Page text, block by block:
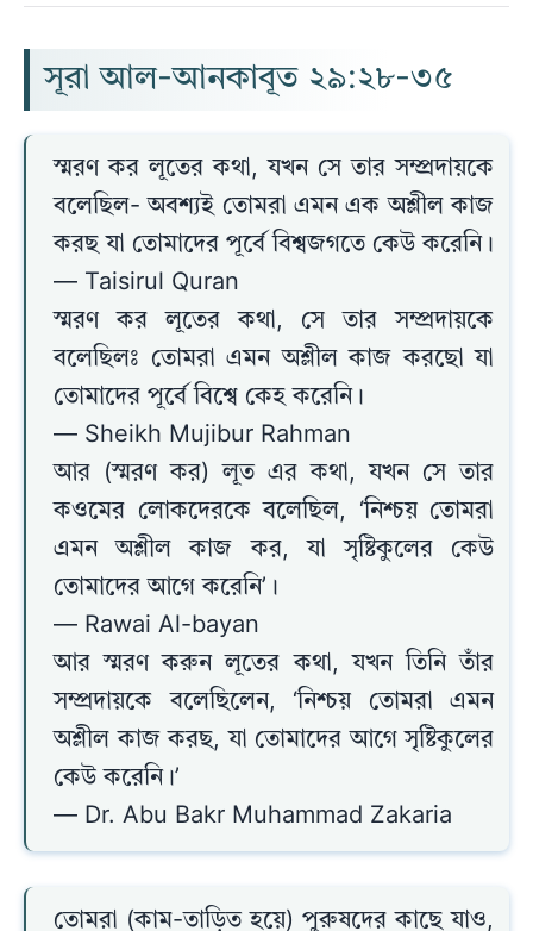
সূরা আল-আনকাবূত ২৯:২৮-৩৫
স্মরণ কর লূতের কথা, যখন সে তার সম্প্রদায়কে
বলেছিল- অবশ্যই তোমরা এমন এক অশ্লীল কাজ
করছ যা তোমাদের পূর্বে বিশ্বজগতে কেউ করেনি।
— Taisirul Quran
স্মরণ কর লূতের কথা, সে তার সম্প্রদায়কে
বলেছিলঃ তোমরা এমন অশ্লীল কাজ করছো যা
তোমাদের পূর্বে বিশ্বে কেহ করেনি।
— Sheikh Mujibur Rahman
আর (স্মরণ কর) লূত এর কথা, যখন সে তার
কওমের লোকদেরকে বলেছিল, ‘নিশ্চয় তোমরা
এমন অশ্লীল কাজ কর, যা সৃষ্টিকুলের কেউ
তোমাদের আগে করেনি’।
— Rawai Al-bayan
আর স্মরণ করুন লূতের কথা, যখন তিনি তাঁর
সম্প্রদায়কে বলেছিলেন, ‘নিশ্চয় তোমরা এমন
অশ্লীল কাজ করছ, যা তোমাদের আগে সৃষ্টিকুলের
কেউ করেনি।’
— Dr. Abu Bakr Muhammad Zakaria
তোমরা (কাম-তাড়িত হয়ে) পুরুষদের কাছে যাও,